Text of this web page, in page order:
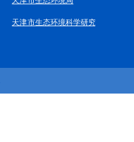
天津市生态环境科学研究院